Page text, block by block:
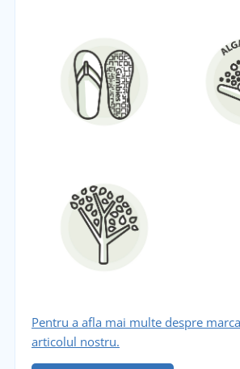
Pentru a afla mai multe despre
articolul nostru.